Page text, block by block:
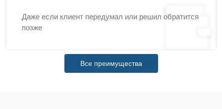
Даже если клиент передумал или решил обратится
позже
Все преимущества